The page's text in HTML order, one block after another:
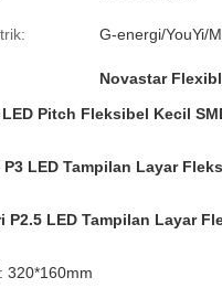
G-energi/YouYi/
Novastar
Pitch Fleksibel Kecil
LED Tampilan Layar
P2.5 LED Tampilan Layar
320*160mm